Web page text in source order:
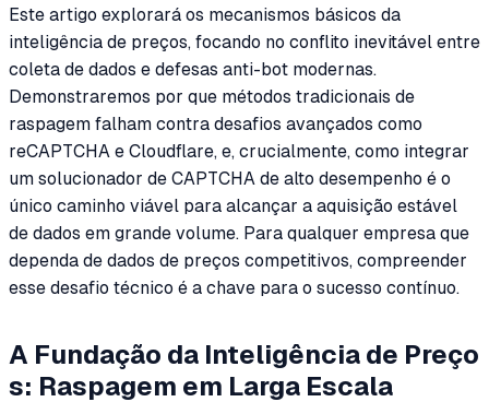
Este artigo explorará os mecanismos básicos da
inteligência de preços, focando no conflito inevitável entre
coleta de dados e defesas anti-bot modernas.
Demonstraremos por que métodos tradicionais de
raspagem falham contra desafios avançados como
reCAPTCHA e Cloudflare, e, crucialmente, como integrar
um solucionador de CAPTCHA de alto desempenho é o
único caminho viável para alcançar a aquisição estável
de dados em grande volume. Para qualquer empresa que
dependa de dados de preços competitivos, compreender
esse desafio técnico é a chave para o sucesso contínuo.
A Fundação da Inteligência de Preço
s: Raspagem em Larga Escala